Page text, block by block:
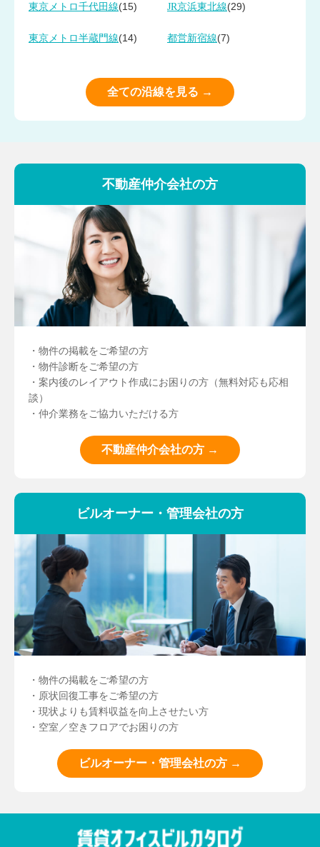
東京メトロ千代田線(15) JR京浜東北線(29)
東京メトロ半蔵門線(14) 都営新宿線(7)
全ての沿線を見る →
不動産仲介会社の方
・物件の掲載をご希望の方
・物件診断をご希望の方
・案内後のレイアウト作成にお困りの方（無料対応も応相
談）
・仲介業務をご協力いただける方
不動産仲介会社の方 →
ビルオーナー・管理会社の方
・物件の掲載をご希望の方
・原状回復工事をご希望の方
・現状よりも賃料収益を向上させたい方
・空室／空きフロアでお困りの方
ビルオーナー・管理会社の方 →